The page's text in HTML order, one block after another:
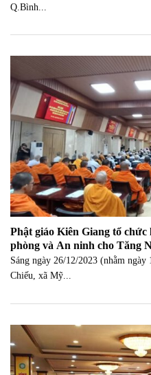
Q.Bình...
Phật giáo Kiên Giang tổ
phòng và An ninh cho Tăng
Sáng ngày 26/12/2023 (nhằm
Chiếu, xã Mỹ...